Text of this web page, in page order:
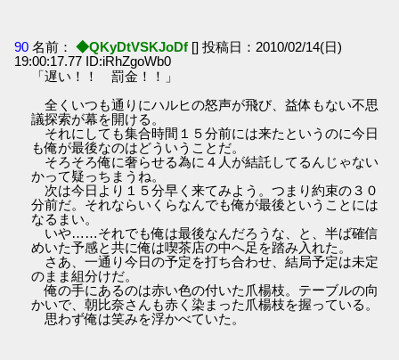
90 名前： ◆QKyDtVSKJoDf [] 投稿日：2010/02/14(日)
19:00:17.77 ID:iRhZgoWb0
「遅い！！ 罰金！！」
全くいつも通りにハルヒの怒声が飛び、益体もない不思
議探索が幕を開ける。
それにしても集合時間１５分前には来たというのに今日
も俺が最後なのはどういうことだ。
そろそろ俺に奢らせる為に４人が結託してるんじゃない
かって疑っちまうね。
次は今日より１５分早く来てみよう。つまり約束の３０
分前だ。それならいくらなんでも俺が最後ということには
なるまい。
いや……それでも俺は最後なんだろうな、と、半ば確信
めいた予感と共に俺は喫茶店の中へ足を踏み入れた。
さあ、一通り今日の予定を打ち合わせ、結局予定は未定
のまま組分けだ。
俺の手にあるのは赤い色の付いた爪楊枝。テーブルの向
かいで、朝比奈さんも赤く染まった爪楊枝を握っている。
思わず俺は笑みを浮かべていた。